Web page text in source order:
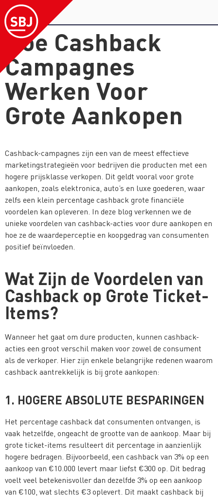
Hoe Cashback
Campagnes
Werken Voor
Grote Aankopen
Cashback-campagnes zijn een van de meest effectieve
marketingstrategieën voor bedrijven die producten met een
hogere prijsklasse verkopen. Dit geldt vooral voor grote
aankopen, zoals elektronica, auto’s en luxe goederen, waar
zelfs een klein percentage cashback grote financiële
voordelen kan opleveren. In deze blog verkennen we de
unieke voordelen van cashback-acties voor dure aankopen en
hoe ze de waardeperceptie en koopgedrag van consumenten
positief beïnvloeden.
Wat Zijn de Voordelen van
Cashback op Grote Ticket-
Items?
Wanneer het gaat om dure producten, kunnen cashback-
acties een groot verschil maken voor zowel de consument
als de verkoper. Hier zijn enkele belangrijke redenen waarom
cashback aantrekkelijk is bij grote aankopen:
1. HOGERE ABSOLUTE BESPARINGEN
Het percentage cashback dat consumenten ontvangen, is
vaak hetzelfde, ongeacht de grootte van de aankoop. Maar bij
grote ticket-items resulteert dit percentage in aanzienlijk
hogere bedragen. Bijvoorbeeld, een cashback van 3% op een
aankoop van €10.000 levert maar liefst €300 op. Dit bedrag
voelt veel betekenisvoller dan dezelfde 3% op een aankoop
van €100, wat slechts €3 oplevert. Dit maakt cashback bij